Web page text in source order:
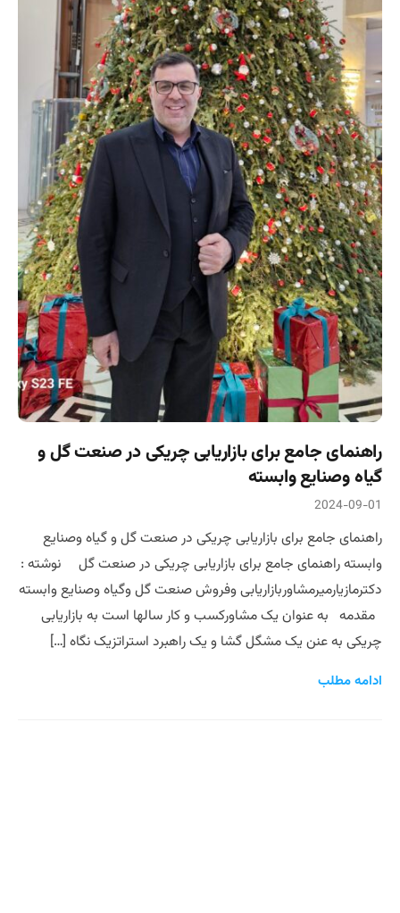
راهنمای جامع برای بازاریابی چریکی در صنعت گل و
گیاه وصنایع وابسته
2024-09-01
راهنمای جامع برای بازاریابی چریکی در صنعت گل و گیاه وصنایع
وابسته راهنمای جامع برای بازاریابی چریکی در صنعت گل نوشته :
دکترمازیارمیرمشاوربازاریابی وفروش صنعت گل وگیاه وصنایع وابسته
مقدمه به عنوان یک مشاورکسب و کار سالها است به بازاریابی
چریکی به عنن یک مشگل گشا و یک راهبرد استراتزیک نگاه […]
ادامه مطلب